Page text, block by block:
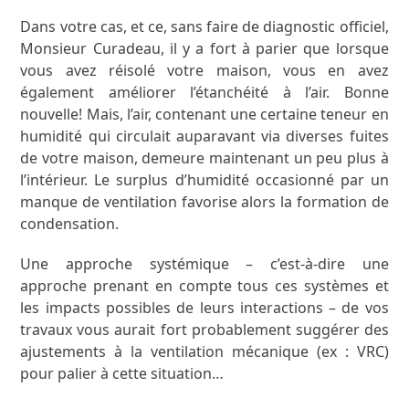
Dans votre cas, et ce, sans faire de diagnostic officiel,
Monsieur Curadeau, il y a fort à parier que lorsque
vous avez réisolé votre maison, vous en avez
également améliorer l’étanchéité à l’air. Bonne
nouvelle! Mais, l’air, contenant une certaine teneur en
humidité qui circulait auparavant via diverses fuites
de votre maison, demeure maintenant un peu plus à
l’intérieur. Le surplus d’humidité occasionné par un
manque de ventilation favorise alors la formation de
condensation.
Une approche systémique – c’est-à-dire une
approche prenant en compte tous ces systèmes et
les impacts possibles de leurs interactions – de vos
travaux vous aurait fort probablement suggérer des
ajustements à la ventilation mécanique (ex : VRC)
pour palier à cette situation…